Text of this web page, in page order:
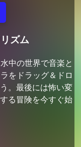
ズム
中の世界で音楽と
をドラッグ＆ドロ
。最後には怖い変
る冒険を今すぐ始